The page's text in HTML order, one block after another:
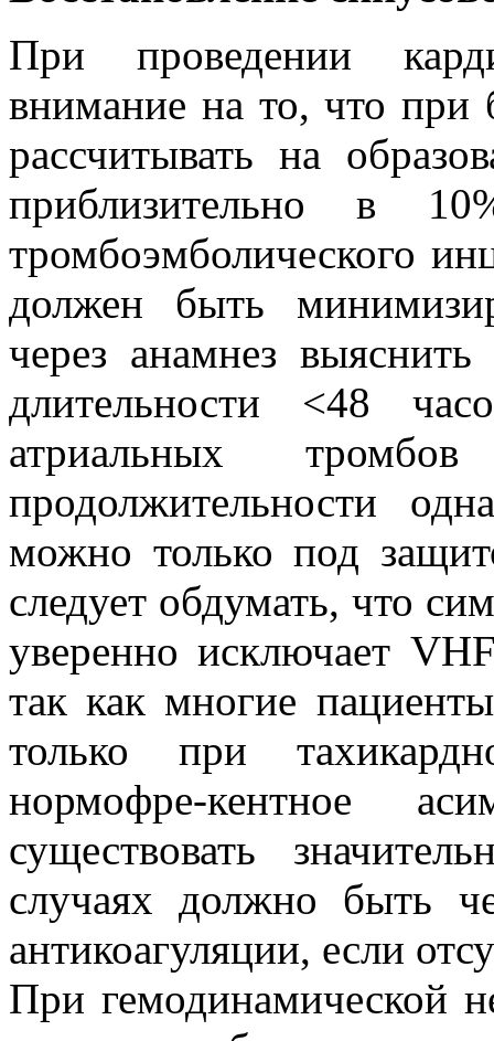
При проведении
внимание на то, что при
рассчитывать на
приблизительно в
тромбоэмболического
должен быть
через анамнез
длительности <48
атриальных
продолжительности
можно только под
следует обдумать, что
уверенно исключает
так как многие
только при
нормофре-кентное
существовать
случаях должно быть
антикоагуляции, если
При гемодинамической